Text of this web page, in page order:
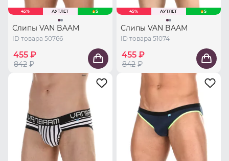
45% АУТЛЕТ S
Слипы VAN BAAM
ID товара 50766
455 ₽
842 ₽
45% АУТЛЕТ S
Слипы VAN BAAM
ID товара 51074
455 ₽
842 ₽